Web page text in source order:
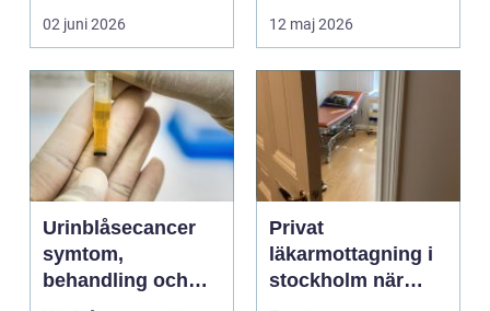
kropp,...
02 juni 2026 12 maj 2026
Urinblåsecancer
symtom,
behandling och
Privat
läkarmottagning i
stockholm när